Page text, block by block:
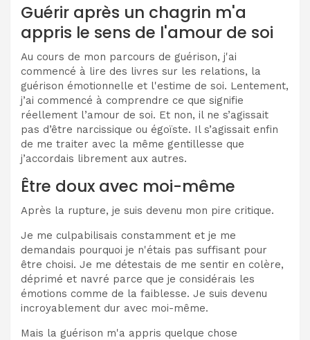
Guérir après un chagrin m'a
appris le sens de l'amour de soi
Au cours de mon parcours de guérison, j'ai
commencé à lire des livres sur les relations, la
guérison émotionnelle et l'estime de soi. Lentement,
j’ai commencé à comprendre ce que signifie
réellement l’amour de soi. Et non, il ne s’agissait
pas d’être narcissique ou égoïste. Il s’agissait enfin
de me traiter avec la même gentillesse que
j’accordais librement aux autres.
Être doux avec moi-même
Après la rupture, je suis devenu mon pire critique.
Je me culpabilisais constamment et je me
demandais pourquoi je n'étais pas suffisant pour
être choisi. Je me détestais de me sentir en colère,
déprimé et navré parce que je considérais les
émotions comme de la faiblesse. Je suis devenu
incroyablement dur avec moi-même.
Mais la guérison m'a appris quelque chose